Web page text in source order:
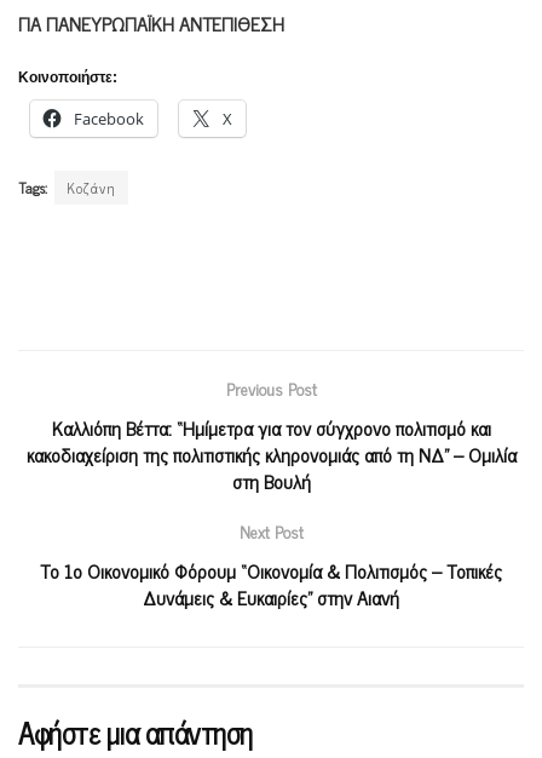
ΓΙΑ ΠΑΝΕΥΡΩΠΑΪΚΗ ΑΝΤΕΠΙΘΕΣΗ
Κοινοποιήστε:
Facebook X
Tags: Κοζάνη
Previous Post
Καλλιόπη Βέττα: “Ημίμετρα για τον σύγχρονο πολιτισμό και
κακοδιαχείριση της πολιτιστικής κληρονομιάς από τη ΝΔ” – Ομιλία
στη Βουλή
Next Post
Το 1ο Οικονομικό Φόρουμ “Οικονομία & Πολιτισμός – Τοπικές
Δυνάμεις & Ευκαιρίες” στην Αιανή
Αφήστε μια απάντηση